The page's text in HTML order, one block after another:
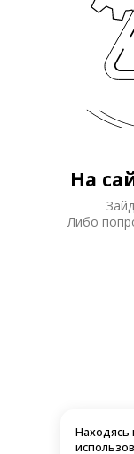
На
Либо
Находясь